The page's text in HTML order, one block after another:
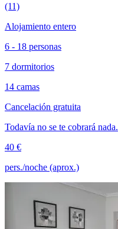
(11)
Alojamiento entero
6 - 18 personas
7 dormitorios
14 camas
Cancelación gratuita
Todavía no se te cobrará nada.
40 €
pers./noche (aprox.)